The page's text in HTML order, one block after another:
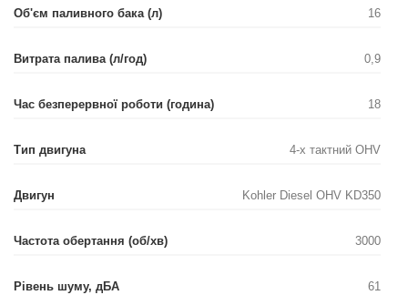
Об'єм паливного бака (л) 16
Витрата палива (л/год) 0,9
Час безперервної роботи (година) 18
Тип двигуна 4-х тактний OHV
Двигун Kohler Diesel OHV KD350
Частота обертання (об/хв) 3000
Рівень шуму, дБА 61